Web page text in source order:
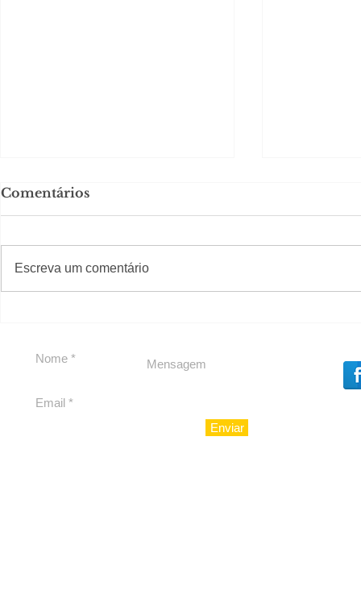
reforçam apoio a
Cláudio Mitidieri
Comentários
Escreva um comentário
#Sugestões
Enviar